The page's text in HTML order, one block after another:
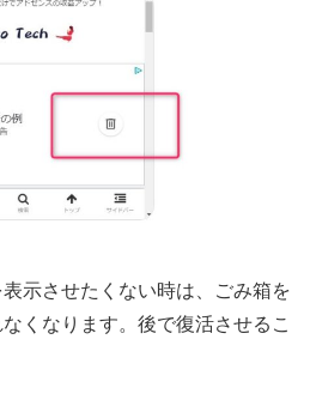
示させたくない時は、ごみ箱を
くなります。後で復活させるこ